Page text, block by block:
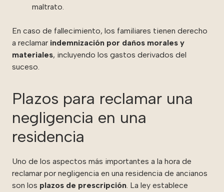
maltrato.
En caso de fallecimiento, los familiares tienen derecho
a reclamar indemnización por daños morales y
materiales, incluyendo los gastos derivados del
suceso.
Plazos para reclamar una
negligencia en una
residencia
Uno de los aspectos más importantes a la hora de
reclamar por negligencia en una residencia de ancianos
son los plazos de prescripción. La ley establece